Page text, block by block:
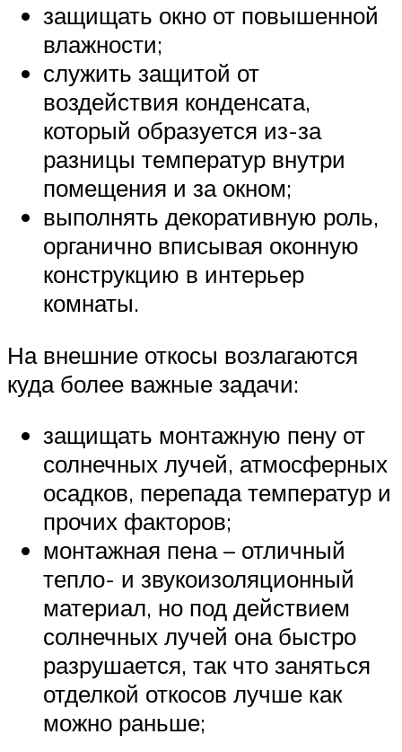
защищать окно от повышенной
влажности;
служить защитой от
воздействия конденсата,
который образуется из-за
разницы температур внутри
помещения и за окном;
выполнять декоративную роль,
органично вписывая оконную
конструкцию в интерьер
комнаты.
На внешние откосы возлагаются
куда более важные задачи:
защищать монтажную пену от
солнечных лучей, атмосферных
осадков, перепада температур и
прочих факторов;
монтажная пена – отличный
тепло- и звукоизоляционный
материал, но под действием
солнечных лучей она быстро
разрушается, так что заняться
отделкой откосов лучше как
можно раньше;